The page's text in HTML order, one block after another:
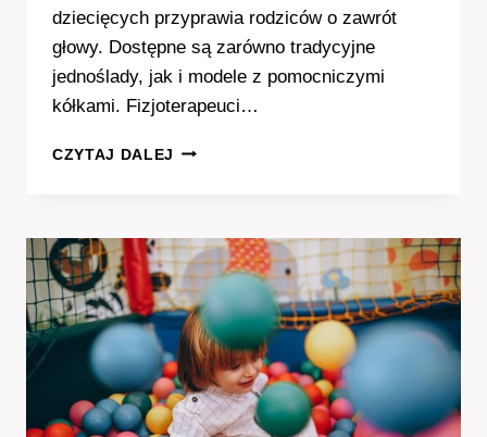
dziecięcych przyprawia rodziców o zawrót
głowy. Dostępne są zarówno tradycyjne
jednoślady, jak i modele z pomocniczymi
kółkami. Fizjoterapeuci…
CZYTAJ DALEJ ROWER
CZY
BEZ
–
CO
WYBRAĆ
DO
NAUKI
JAZDY?